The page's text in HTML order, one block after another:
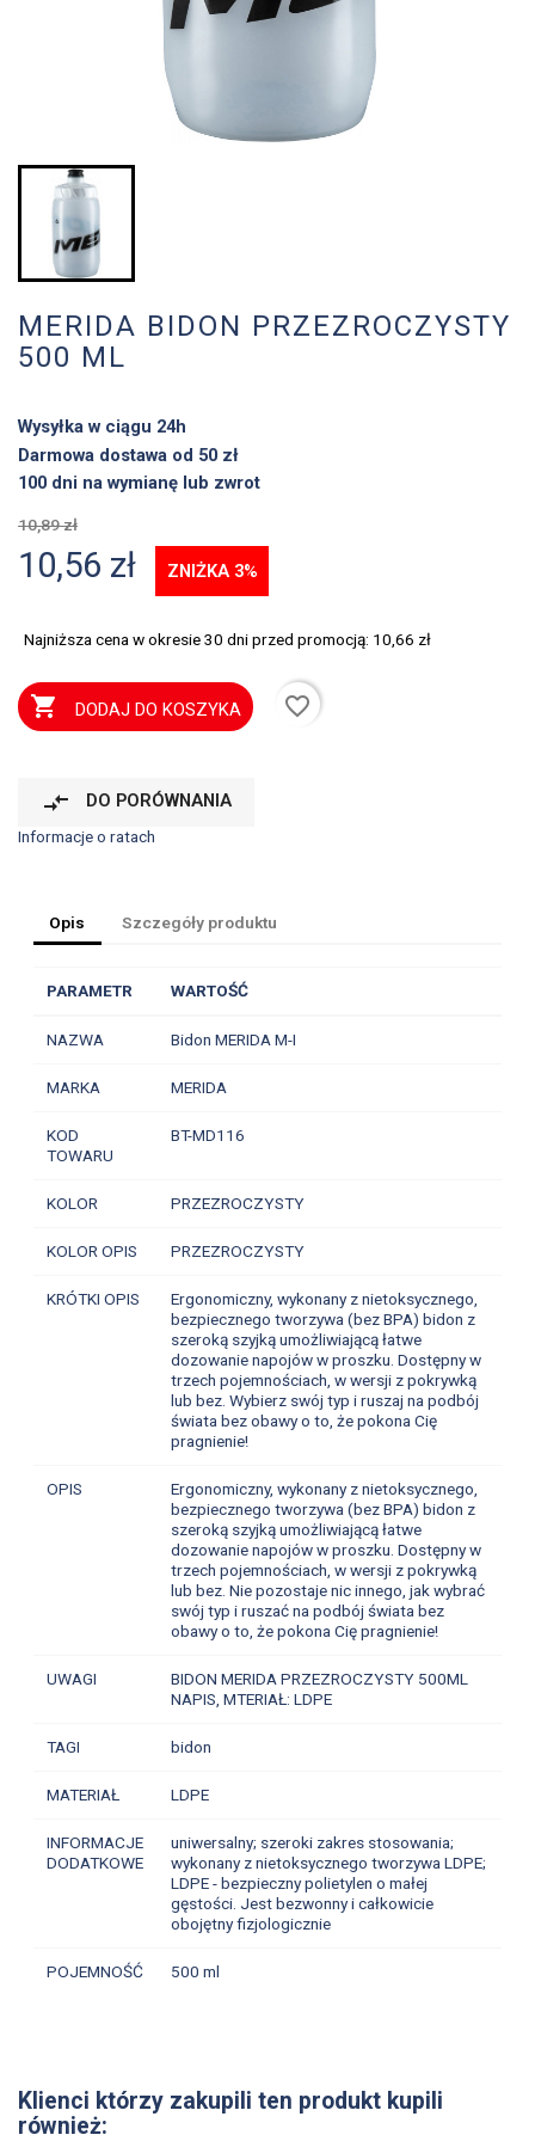
MERIDA BIDON PRZEZROCZYSTY
500 ML
Wysyłka w ciągu 24h
Darmowa dostawa od 50 zł
100 dni na wymianę lub zwrot
10,89 zł
10,56 zł ZNIŻKA 3%
Najniższa cena w okresie 30 dni przed promocją: 10,66 zł
 DODAJ DO KOSZYKA favorite_border
compare_arrows DO PORÓWNANIA
Informacje o ratach
Opis Szczegóły produktu
PARAMETR WARTOŚĆ
NAZWA Bidon MERIDA M-I
MARKA MERIDA
KOD
TOWARU
BT-MD116
KOLOR PRZEZROCZYSTY
KOLOR OPIS PRZEZROCZYSTY
KRÓTKI OPIS
Ergonomiczny, wykonany z nietoksycznego,
bezpiecznego tworzywa (bez BPA) bidon z
szeroką szyjką umożliwiającą łatwe
dozowanie napojów w proszku. Dostępny w
trzech pojemnościach, w wersji z pokrywką
lub bez. Wybierz swój typ i ruszaj na podbój
świata bez obawy o to, że pokona Cię
pragnienie!
OPIS
Ergonomiczny, wykonany z nietoksycznego,
bezpiecznego tworzywa (bez BPA) bidon z
szeroką szyjką umożliwiającą łatwe
dozowanie napojów w proszku. Dostępny w
trzech pojemnościach, w wersji z pokrywką
lub bez. Nie pozostaje nic innego, jak wybrać
swój typ i ruszać na podbój świata bez
obawy o to, że pokona Cię pragnienie!
UWAGI
BIDON MERIDA PRZEZROCZYSTY 500ML
NAPIS, MTERIAŁ: LDPE
TAGI bidon
MATERIAŁ LDPE
INFORMACJE
DODATKOWE
uniwersalny; szeroki zakres stosowania;
wykonany z nietoksycznego tworzywa LDPE;
LDPE - bezpieczny polietylen o małej
gęstości. Jest bezwonny i całkowicie
obojętny fizjologicznie
POJEMNOŚĆ 500 ml
Klienci którzy zakupili ten produkt kupili
również: